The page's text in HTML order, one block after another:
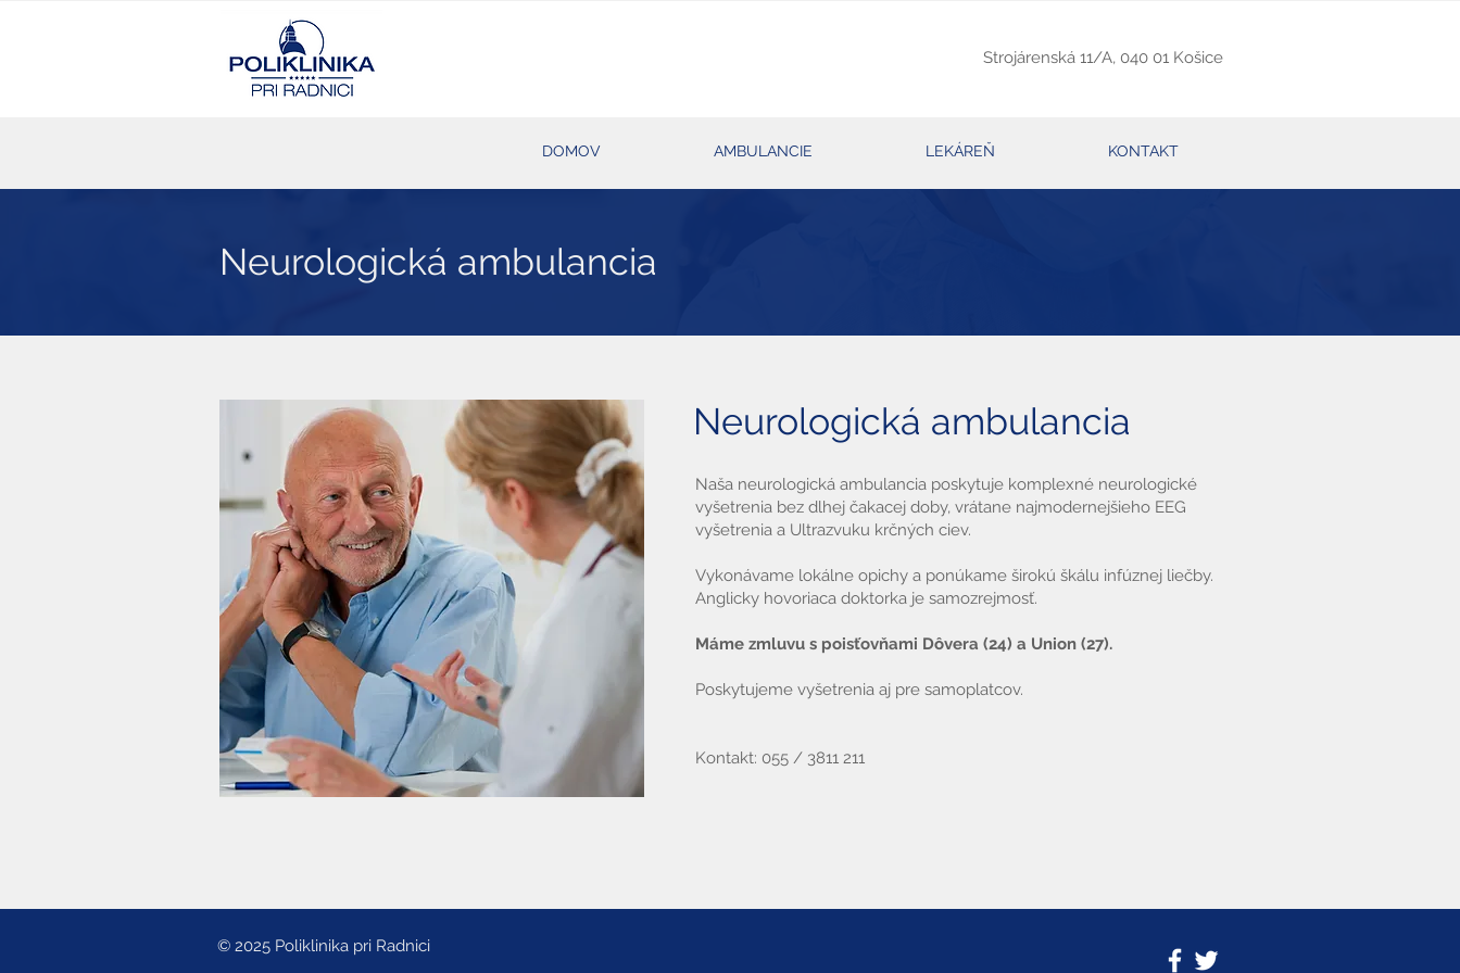
Strojárenská 11/A, 040 01 Košice
DOMOV AMBULANCIE LEKÁREŇ KONTAKT
Neurologická ambulancia
Neurologická ambulancia
Naša neurologická ambulancia poskytuje komplexné neurologické
vyšetrenia bez dlhej čakacej doby, vrátane najmodernejšieho EEG
vyšetrenia a Ultrazvuku krčných ciev.
Vykonávame lokálne opichy a ponúkame širokú škálu infúznej liečby.
Anglicky hovoriaca doktorka je samozrejmosť.
Máme zmluvu s poisťovňami Dôvera (24) a Union (27).
Poskytujeme vyšetrenia aj pre samoplatcov.
Kontakt: 055 / 3811 211
© 2025 Poliklinika pri Radnici